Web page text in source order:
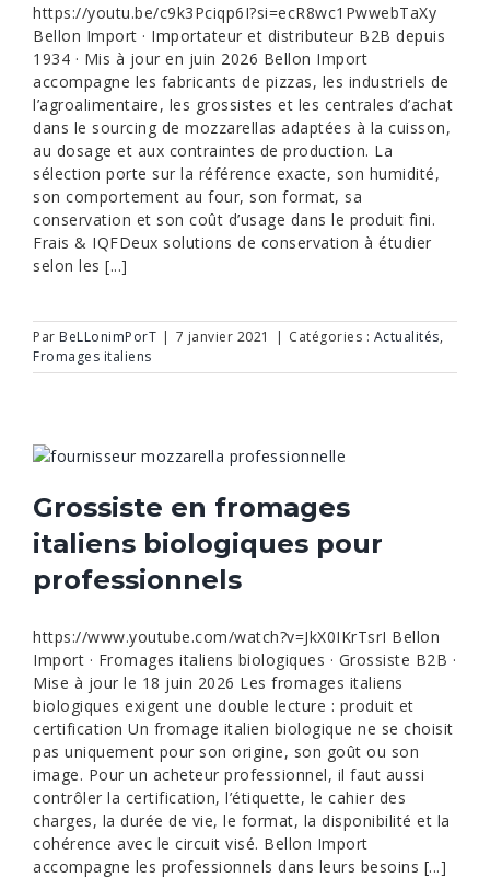
https://youtu.be/c9k3Pciqp6I?si=ecR8wc1PwwebTaXy
Bellon Import · Importateur et distributeur B2B depuis
1934 · Mis à jour en juin 2026 Bellon Import
accompagne les fabricants de pizzas, les industriels de
l’agroalimentaire, les grossistes et les centrales d’achat
dans le sourcing de mozzarellas adaptées à la cuisson,
au dosage et aux contraintes de production. La
sélection porte sur la référence exacte, son humidité,
son comportement au four, son format, sa
conservation et son coût d’usage dans le produit fini.
Frais & IQFDeux solutions de conservation à étudier
selon les [...]
Par BeLLonimPorT | 7 janvier 2021 | Catégories : Actualités,
Fromages italiens
Grossiste en fromages
italiens biologiques pour
professionnels
https://www.youtube.com/watch?v=JkX0IKrTsrI Bellon
Import · Fromages italiens biologiques · Grossiste B2B ·
Mise à jour le 18 juin 2026 Les fromages italiens
biologiques exigent une double lecture : produit et
certification Un fromage italien biologique ne se choisit
pas uniquement pour son origine, son goût ou son
image. Pour un acheteur professionnel, il faut aussi
contrôler la certification, l’étiquette, le cahier des
charges, la durée de vie, le format, la disponibilité et la
cohérence avec le circuit visé. Bellon Import
accompagne les professionnels dans leurs besoins [...]